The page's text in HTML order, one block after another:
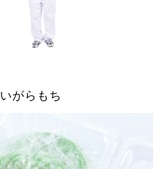
いがらもち